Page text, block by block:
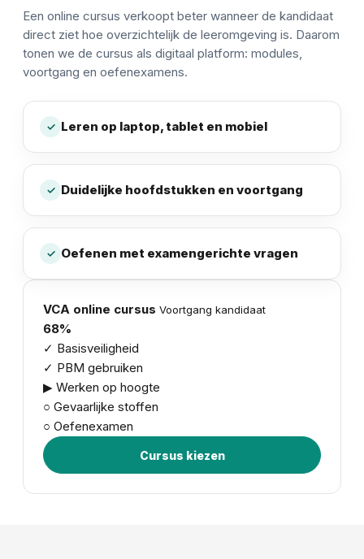
Een online cursus verkoopt beter wanneer de kandidaat
direct ziet hoe overzichtelijk de leeromgeving is. Daarom
tonen we de cursus als digitaal platform: modules,
voortgang en oefenexamens.
✓ Leren op laptop, tablet en mobiel
✓ Duidelijke hoofdstukken en voortgang
✓ Oefenen met examengerichte vragen
VCA online cursus Voortgang kandidaat
68%
✓ Basisveiligheid
✓ PBM gebruiken
▶ Werken op hoogte
○ Gevaarlijke stoffen
○ Oefenexamen
Cursus kiezen